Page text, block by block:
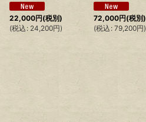
22,000円(税別)
(税込 : 24,200円)
72,000円(税別)
(税込 : 79,200円)